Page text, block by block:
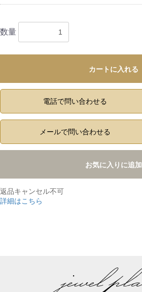
数量
カートに入れる
電話で問い合わせる
メールで問い合わせる
お気に入りに追加
返品キャンセル不可
詳細はこちら